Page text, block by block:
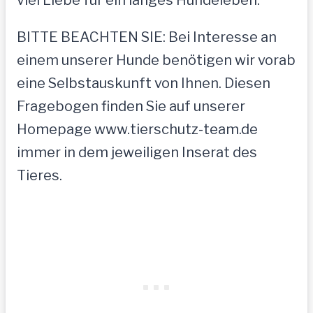
BITTE BEACHTEN SIE: Bei Interesse an
einem unserer Hunde benötigen wir vorab
eine Selbstauskunft von Ihnen. Diesen
Fragebogen finden Sie auf unserer
Homepage www.tierschutz-team.de
immer in dem jeweiligen Inserat des
Tieres.